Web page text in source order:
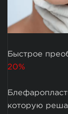
Быстрое
20%
которую